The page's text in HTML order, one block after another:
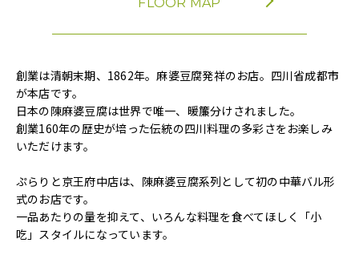
創業は清朝末期、1862年。麻婆豆腐発祥のお店。四川省成都市
が本店です。
日本の陳麻婆豆腐は世界で唯一、暖簾分けされました。
創業160年の歴史が培った伝統の四川料理の多彩さをお楽しみ
いただけます。
ぷらりと京王府中店は、陳麻婆豆腐系列として初の中華バル形
式のお店です。
一品あたりの量を抑えて、いろんな料理を食べてほしく「小
吃」スタイルになっています。